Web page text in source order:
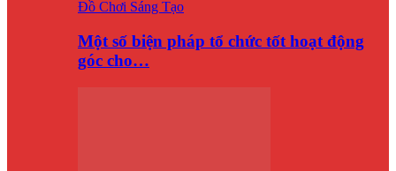
Đồ Chơi Sáng Tạo
Một số biện pháp tổ chức tốt hoạt động
góc cho…